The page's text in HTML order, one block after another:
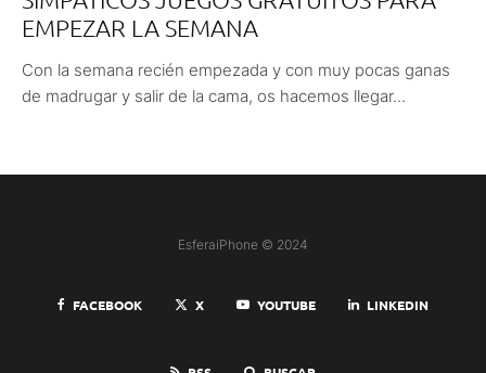
EMPEZAR LA SEMANA
Con la semana recién empezada y con muy pocas ganas
de madrugar y salir de la cama, os hacemos llegar...
EsferaiPhone © 2024
FACEBOOK X YOUTUBE LINKEDIN